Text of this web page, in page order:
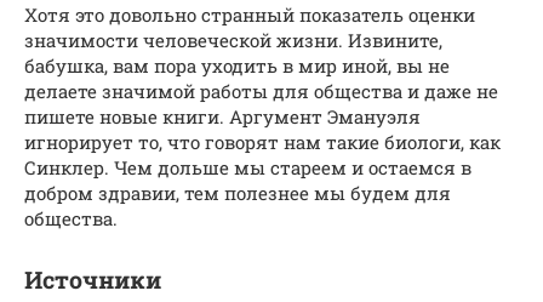
Хотя это довольно странный показатель оценки
значимости человеческой жизни. Извините,
бабушка, вам пора уходить в мир иной, вы не
делаете значимой работы для общества и даже не
пишете новые книги. Аргумент Эмануэля
игнорирует то, что говорят нам такие биологи, как
Синклер. Чем дольше мы стареем и остаемся в
добром здравии, тем полезнее мы будем для
общества.
Источники